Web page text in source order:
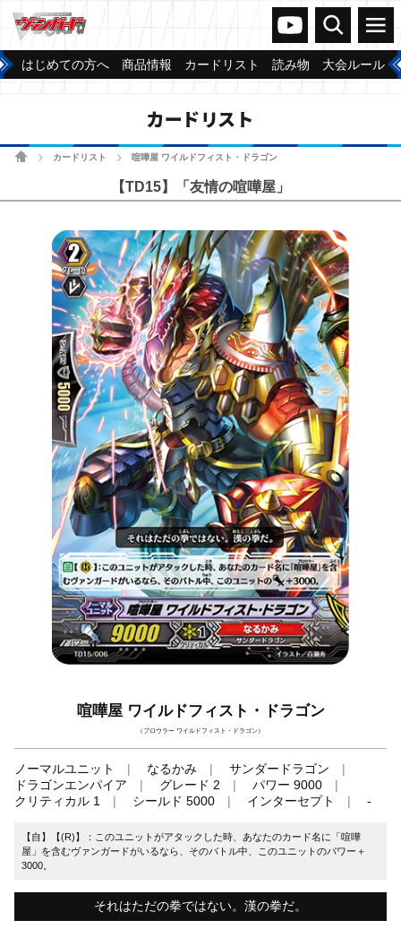
ヴァンガードch
検索 メニュー
はじめての方へ 商品情報 カードリスト 読み物 大会ルール
カードリスト
ホームカードリスト 喧嘩屋 ワイルドフィスト・ドラゴン
【TD15】「友情の喧嘩屋」
喧嘩屋 ワイルドフィスト・ドラゴン
（ブロウラー ワイルドフィスト・ドラゴン）
ノーマルユニット なるかみ
サンダードラゴン
ドラゴンエンパイア
グレード 2
パワー 9000
クリティカル 1
シールド 5000 インターセプト -
【自】【(R)】：このユニットがアタックした時、あなたのカード名に「喧嘩
屋」を含むヴァンガードがいるなら、そのバトル中、このユニットのパワー＋
3000。
それはただの拳ではない。漢の拳だ。